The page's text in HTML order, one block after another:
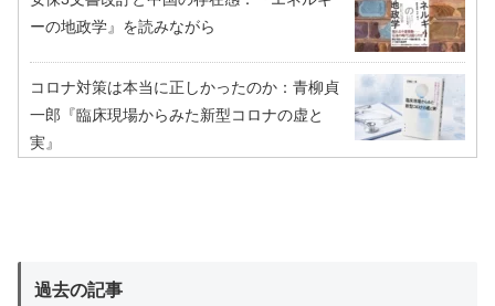
ーの地政学』を読みながら
コロナ対策は本当に正しかったのか：青柳貞
一郎『臨床現場からみた新型コロナの虚と
実』
過去の記事